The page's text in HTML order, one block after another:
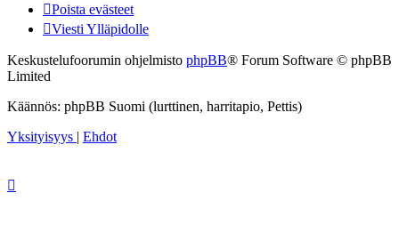
Poista evästeet
Viesti Ylläpidolle
Keskustelufoorumin ohjelmisto phpBB® Forum Software © phpBB
Limited
Käännös: phpBB Suomi (lurttinen, harritapio, Pettis)
Yksityisyys | Ehdot